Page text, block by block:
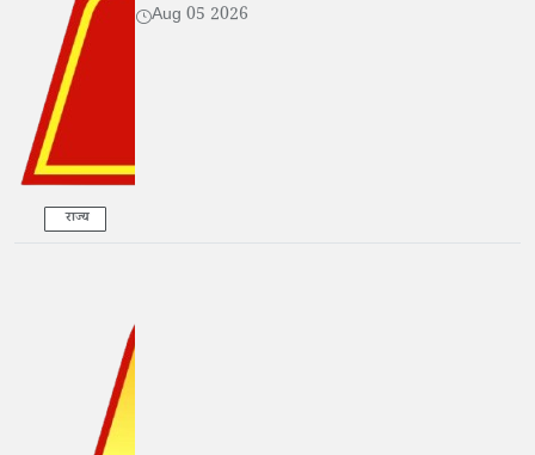
राज्य
Aug 05 2026